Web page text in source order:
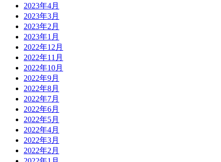
2023年4月
2023年3月
2023年2月
2023年1月
2022年12月
2022年11月
2022年10月
2022年9月
2022年8月
2022年7月
2022年6月
2022年5月
2022年4月
2022年3月
2022年2月